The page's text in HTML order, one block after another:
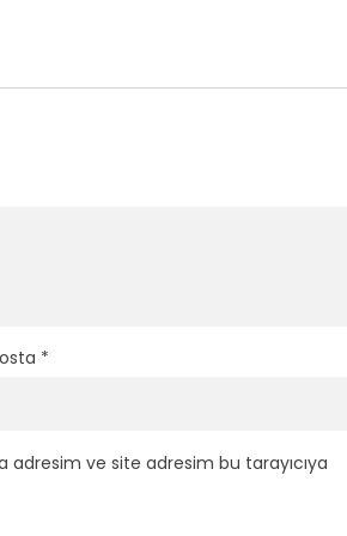
*
adresim ve site adresim bu tarayıcıya